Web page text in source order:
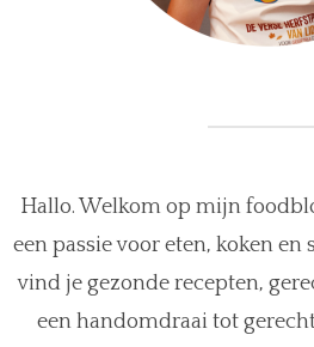
Hallo. Welkom op mijn
een passie voor eten, koken
vind je gezonde recepten,
een handomdraai tot